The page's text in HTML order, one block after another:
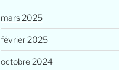
mars 2025
février 2025
octobre 2024